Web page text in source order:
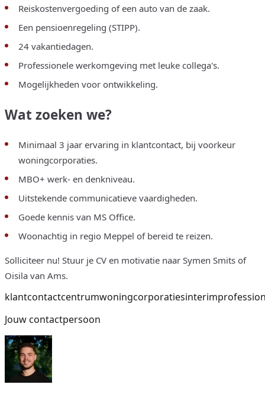
Reiskostenvergoeding of een auto van de zaak.
Een pensioenregeling (STIPP).
24 vakantiedagen.
Professionele werkomgeving met leuke collega's.
Mogelijkheden voor ontwikkeling.
Wat zoeken we?
Minimaal 3 jaar ervaring in klantcontact, bij voorkeur
woningcorporaties.
MBO+ werk- en denkniveau.
Uitstekende communicatieve vaardigheden.
Goede kennis van MS Office.
Woonachtig in regio Meppel of bereid te reizen.
Solliciteer nu! Stuur je CV en motivatie naar Symen Smits of
Oisila van Ams.
klantcontactcentrumwoningcorporatiesinterim
Jouw contactpersoon